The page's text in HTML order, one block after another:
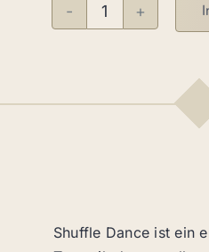
Shuffle
Shuffle Dance ist ein